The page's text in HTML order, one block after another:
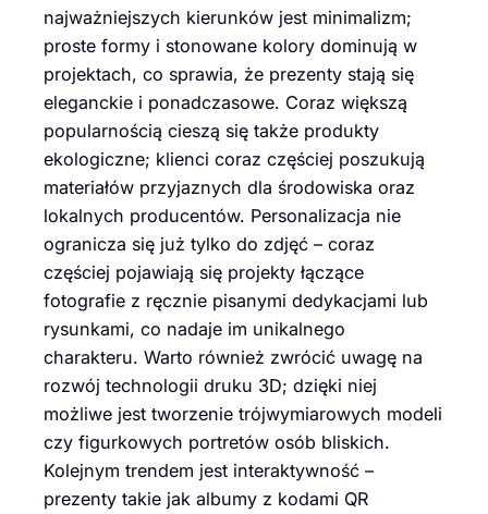
najważniejszych kierunków jest minimalizm;
proste formy i stonowane kolory dominują w
projektach, co sprawia, że prezenty stają się
eleganckie i ponadczasowe. Coraz większą
popularnością cieszą się także produkty
ekologiczne; klienci coraz częściej poszukują
materiałów przyjaznych dla środowiska oraz
lokalnych producentów. Personalizacja nie
ogranicza się już tylko do zdjęć – coraz
częściej pojawiają się projekty łączące
fotografie z ręcznie pisanymi dedykacjami lub
rysunkami, co nadaje im unikalnego
charakteru. Warto również zwrócić uwagę na
rozwój technologii druku 3D; dzięki niej
możliwe jest tworzenie trójwymiarowych modeli
czy figurkowych portretów osób bliskich.
Kolejnym trendem jest interaktywność –
prezenty takie jak albumy z kodami QR